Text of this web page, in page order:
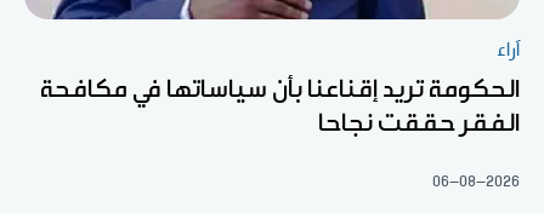
آراء
الحكومة تريد إقناعنا بأن سياساتها في مكافحة
الفقر حققت نجاحا
06-08-2026